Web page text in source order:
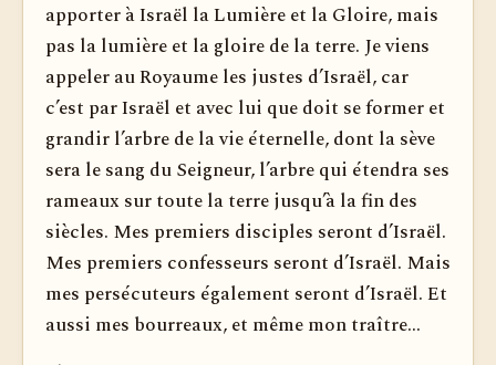
apporter à Israël la Lumière et la Gloire, mais
pas la lumière et la gloire de la terre. Je viens
appeler au Royaume les justes d’Israël, car
c’est par Israël et avec lui que doit se former et
grandir l’arbre de la vie éternelle, dont la sève
sera le sang du Seigneur, l’arbre qui étendra ses
rameaux sur toute la terre jusqu’à la fin des
siècles. Mes premiers disciples seront d’Israël.
Mes premiers confesseurs seront d’Israël. Mais
mes persécuteurs également seront d’Israël. Et
aussi mes bourreaux, et même mon traître...